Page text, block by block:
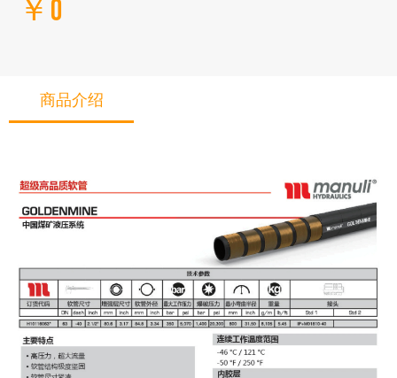
￥0
商品介绍